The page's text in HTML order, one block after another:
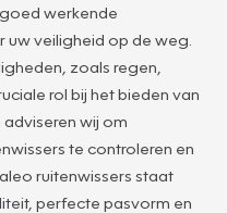
werkende
uw veiligheid op de weg.
zoals regen,
rol bij het bieden van
wij om
te controleren en
ruitenwissers staat
perfecte pasvorm en